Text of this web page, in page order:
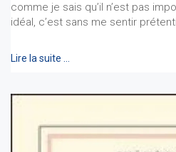
comme je sais qu’il n’est pas
idéal, c’est sans me sentir
Lire la suite …